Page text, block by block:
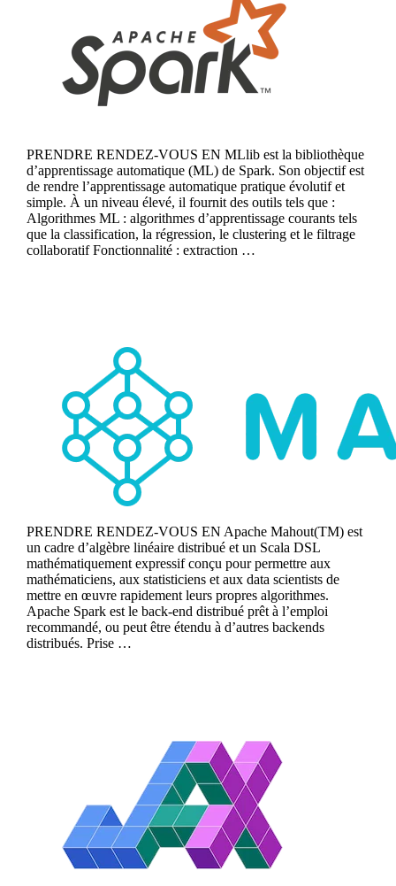
PRENDRE RENDEZ-VOUS EN MLlib est la bibliothèque
d’apprentissage automatique (ML) de Spark. Son objectif est
de rendre l’apprentissage automatique pratique évolutif et
simple. À un niveau élevé, il fournit des outils tels que :
Algorithmes ML : algorithmes d’apprentissage courants tels
que la classification, la régression, le clustering et le filtrage
collaboratif Fonctionnalité : extraction …
PRENDRE RENDEZ-VOUS EN Apache Mahout(TM) est
un cadre d’algèbre linéaire distribué et un Scala DSL
mathématiquement expressif conçu pour permettre aux
mathématiciens, aux statisticiens et aux data scientists de
mettre en œuvre rapidement leurs propres algorithmes.
Apache Spark est le back-end distribué prêt à l’emploi
recommandé, ou peut être étendu à d’autres backends
distribués. Prise …